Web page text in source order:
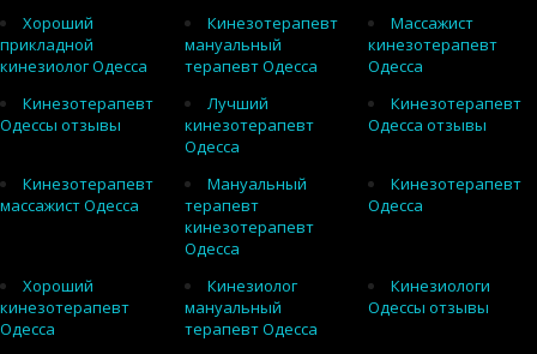
Хороший
прикладной
кинезиолог Одесса
Кинезотерапевт
мануальный
терапевт Одесса
Массажист
кинезотерапевт
Одесса
Кинезотерапевт
Одессы отзывы
Лучший
кинезотерапевт
Одесса
Кинезотерапевт
Одесса отзывы
Кинезотерапевт
массажист Одесса
Мануальный
терапевт
кинезотерапевт
Одесса
Кинезотерапевт
Одесса
Хороший
кинезотерапевт
Одесса
Кинезиолог
мануальный
терапевт Одесса
Кинезиологи
Одессы отзывы